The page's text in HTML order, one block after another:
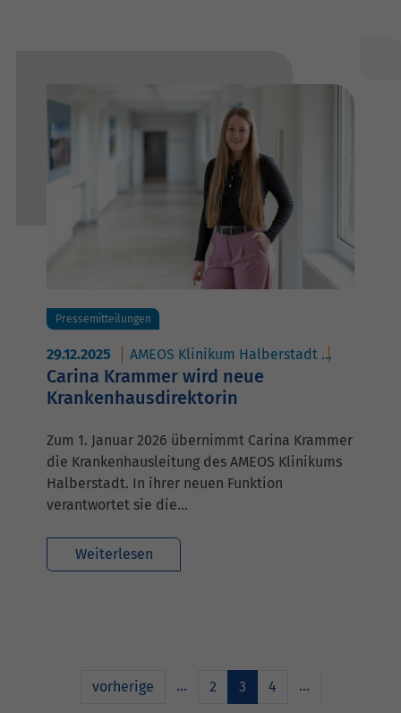
Pressemitteilungen
29.12.2025 AMEOS Klinikum Halberstadt
Carina Krammer wird neue
Krankenhausdirektorin
Zum 1. Januar 2026 übernimmt Carina Krammer
die Krankenhausleitung des AMEOS Klinikums
Halberstadt. In ihrer neuen Funktion
verantwortet sie die…
Weiterlesen
vorherige … 2 3 4 …